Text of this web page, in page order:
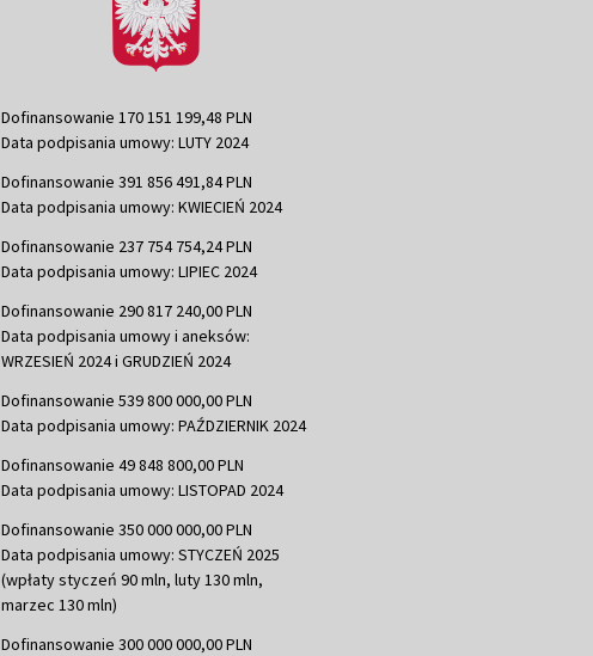
Dofinansowanie 170 151 199,48 PLN
Data podpisania umowy: LUTY 2024
Dofinansowanie 391 856 491,84 PLN
Data podpisania umowy: KWIECIEŃ 2024
Dofinansowanie 237 754 754,24 PLN
Data podpisania umowy: LIPIEC 2024
Dofinansowanie 290 817 240,00 PLN
Data podpisania umowy i aneksów:
WRZESIEŃ 2024 i GRUDZIEŃ 2024
Dofinansowanie 539 800 000,00 PLN
Data podpisania umowy: PAŹDZIERNIK 2024
Dofinansowanie 49 848 800,00 PLN
Data podpisania umowy: LISTOPAD 2024
Dofinansowanie 350 000 000,00 PLN
Data podpisania umowy: STYCZEŃ 2025
(wpłaty styczeń 90 mln, luty 130 mln,
marzec 130 mln)
Dofinansowanie 300 000 000,00 PLN